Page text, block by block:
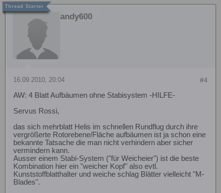
andy600
#4
16.09.2010, 20:04
AW: 4 Blatt Aufbäumen ohne Stabisystem -HILFE-
Servus Rossi,
das sich mehrblatt Helis im schnellen Rundflug durch ihre
vergrößerte Rotorebene/Fläche aufbäumen ist ja schon eine
bekannte Tatsache die man nicht verhindern aber sicher
vermindern kann.
Ausser einem Stabi-System ("für Weicheier") ist die beste
Kombination hier ein "weicher Kopf" also evtl.
Kunststoffblatthalter und weiche schlag Blätter vielleicht "M-
Blades".